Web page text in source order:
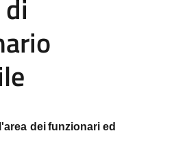
di
deifunzionari ed